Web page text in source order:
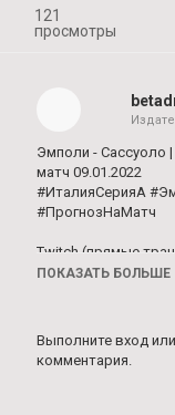
121
просмотры
Эмполи - Сассуоло
матч 09.01.2022
#ИталияСерияА
#ПрогнозНаМатч
Twitch (прямые
https://
https://
ПОКАЗАТЬ БОЛЬШЕ
Выполните вход или
комментария.